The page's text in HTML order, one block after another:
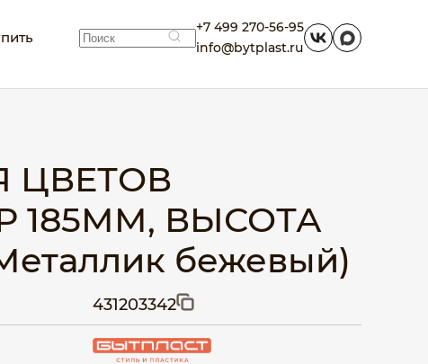
+7 499 270-56-95
info@bytplast.ru
ЦВЕТОВ
185ММ, ВЫСОТА
бежевый)
431203342